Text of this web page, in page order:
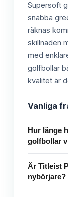
Supersoft
snabba
räknas
skillnaden
med
golfbollar
kvalitet är
Vanliga
Hur länge
golfbollar
Är Titleist
nybörjare?